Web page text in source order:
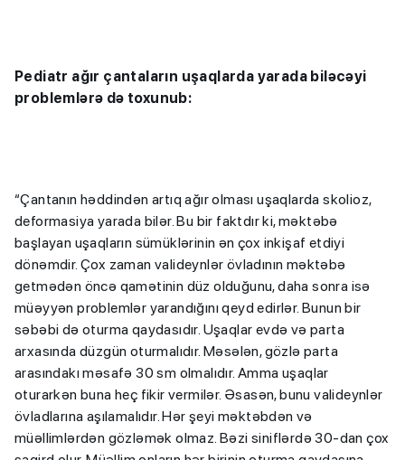
Pediatr ağır çantaların uşaqlarda yarada biləcəyi
problemlərə də toxunub:
“Çantanın həddindən artıq ağır olması uşaqlarda skolioz,
deformasiya yarada bilər. Bu bir faktdır ki, məktəbə
başlayan uşaqların sümüklərinin ən çox inkişaf etdiyi
dönəmdir. Çox zaman valideynlər övladının məktəbə
getmədən öncə qamətinin düz olduğunu, daha sonra isə
müəyyən problemlər yarandığını qeyd edirlər. Bunun bir
səbəbi də oturma qaydasıdır. Uşaqlar evdə və parta
arxasında düzgün oturmalıdır. Məsələn, gözlə parta
arasındakı məsafə 30 sm olmalıdır. Amma uşaqlar
oturarkən buna heç fikir vermilər. Əsasən, bunu valideynlər
övladlarına aşılamalıdır. Hər şeyi məktəbdən və
müəllimlərdən gözləmək olmaz. Bəzi siniflərdə 30-dan çox